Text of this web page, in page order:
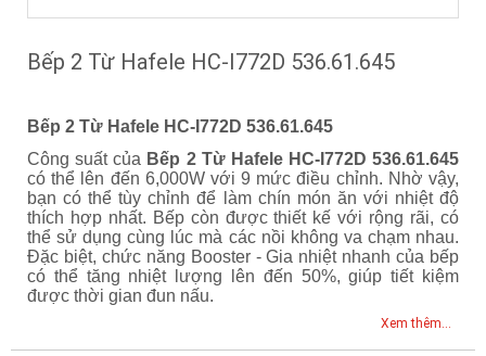
Bếp 2 Từ Hafele HC-I772D 536.61.645
Bếp 2 Từ Hafele HC-I772D 536.61.645
Công suất của Bếp 2 Từ Hafele HC-I772D 536.61.645
có thể lên đến 6,000W với 9 mức điều chỉnh. Nhờ vậy,
bạn có thể tùy chỉnh để làm chín món ăn với nhiệt độ
thích hợp nhất. Bếp còn được thiết kế với rộng rãi, có
thể sử dụng cùng lúc mà các nồi không va chạm nhau.
Đặc biệt, chức năng Booster - Gia nhiệt nhanh của bếp
có thể tăng nhiệt lượng lên đến 50%, giúp tiết kiệm
được thời gian đun nấu.
Xem thêm...